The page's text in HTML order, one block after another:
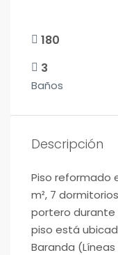
180
3
Baños
Descripción
Piso reformado
m², 7
portero durante
piso está
Baranda